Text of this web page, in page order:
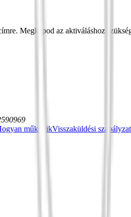
Megkapod az aktiváláshoz
működikVisszaküldési szabályzat